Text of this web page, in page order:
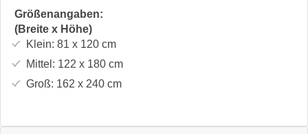
Größenangaben:
(Breite x Höhe)
Klein: 81 x 120cm
Mittel: 122 x 180cm
Groß: 162 x 240cm